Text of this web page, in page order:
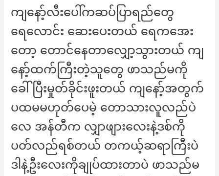
ကျနော့်လီးပေါ်ကဆပ်ပြာရည်တွေ
ရေလောင်း ဆေးပေးတယ် ရေကအေး
တော့ တောင်နေတာလျှော့သွားတယ် ကျ
နော့်ထက်ကြီးတဲ့သူတွေ ဖာသည်မကို
ခေါ်ပြီးမှုတ်ခိုင်းဖူးတယ် ကျနော့်အတွက်
ပထမမဟုတ်ပေမဲ့ တောသားလူလည်ပဲ
လေ အန်တီက လျှာဖျားလေးနဲ့ဒစ်ကို
ပတ်လည်ရစ်တယ် တကယ့်ဆရာကြီးပဲ
ဒါနဲ့ဦးလေးကိုချုပ်ထားတာပဲ ဖာသည်မ